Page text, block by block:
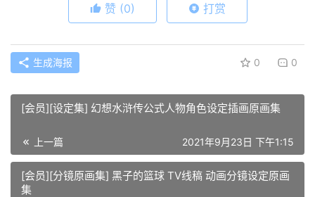
赞 (0) 打赏
生成海报 0 0
[会员][设定集] 幻想水浒传公式人物角色设定插画原画集
上一篇 2021年9月23日 下午1:15
[会员][分镜原画集] 黑子的篮球 TV线稿 动画分镜设定原画
集